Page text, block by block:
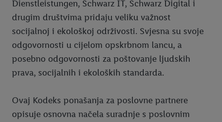
Reklamacije proizvoda
Hranjive vrijednosti pekarskih proizvoda
Provjera stanja poklon kartice
Dienstleistungen, Schwarz IT, Schwarz Digital i
drugim društvima pridaju veliku važnost
socijalnoj i ekološkoj održivosti. Svjesna su svoje
odgovornosti u cijelom opskrbnom lancu, a
posebno odgovornosti za poštovanje ljudskih
prava, socijalnih i ekoloških standarda.
Ovaj Kodeks ponašanja za poslovne partnere
opisuje osnovna načela suradnje s poslovnim